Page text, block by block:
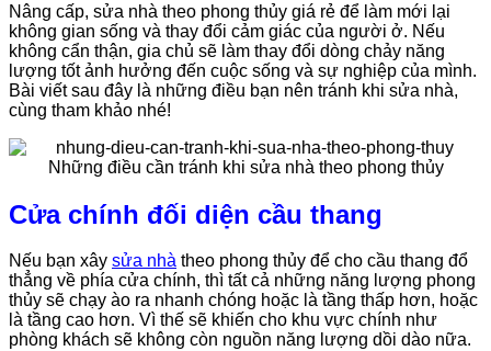
Nâng cấp, sửa nhà theo phong thủy giá rẻ để làm mới lại
không gian sống và thay đổi cảm giác của người ở. Nếu
không cẩn thận, gia chủ sẽ làm thay đổi dòng chảy năng
lượng tốt ảnh hưởng đến cuộc sống và sự nghiệp của mình.
Bài viết sau đây là những điều bạn nên tránh khi sửa nhà,
cùng tham khảo nhé!
Cửa chính đối diện cầu thang
Nếu bạn xây sửa nhà theo phong thủy để cho cầu thang đổ
thẳng về phía cửa chính, thì tất cả những năng lượng phong
thủy sẽ chạy ào ra nhanh chóng hoặc là tầng thấp hơn, hoặc
là tầng cao hơn. Vì thế sẽ khiến cho khu vực chính như
phòng khách sẽ không còn nguồn năng lượng dồi dào nữa.